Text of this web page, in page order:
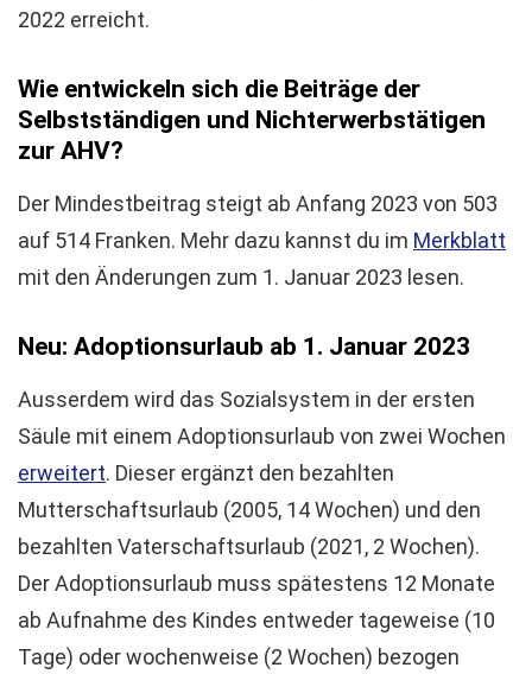
2022 erreicht.
Wie entwickeln sich die Beiträge der
Selbstständigen und Nichterwerbstätigen
zur AHV?
Der Mindestbeitrag steigt ab Anfang 2023 von 503
auf 514 Franken. Mehr dazu kannst du im Merkblatt
mit den Änderungen zum 1. Januar 2023 lesen.
Neu: Adoptionsurlaub ab 1. Januar 2023
Ausserdem wird das Sozialsystem in der ersten
Säule mit einem Adoptionsurlaub von zwei Wochen
erweitert. Dieser ergänzt den bezahlten
Mutterschaftsurlaub (2005, 14 Wochen) und den
bezahlten Vaterschaftsurlaub (2021, 2 Wochen).
Der Adoptionsurlaub muss spätestens 12 Monate
ab Aufnahme des Kindes entweder tageweise (10
Tage) oder wochenweise (2 Wochen) bezogen